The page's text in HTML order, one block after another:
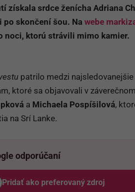
získala srdce ženícha Adriana
skončení šou. Na webe
noci, ktorú strávili mimo kamier.
patrilo medzi
ktoré sa objavovali v
a Michaela Pospíšilová,
na Srí Lanke.
odporúčaní
Pridať ako preferovaný zdroj
Odzadu, odkaz sa otvorí